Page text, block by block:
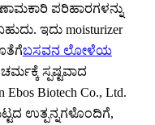
ಪರಿಹಾರಗಳನ್ನು
ಇದು moisturizer
ಬಸವನ ಲೋಳೆಯ
ಸ್ಪಷ್ಟವಾದ
Biotech Co., Ltd.
ಉತ್ಪನ್ನಗಳೊಂದಿಗೆ,